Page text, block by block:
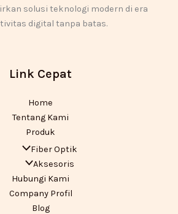
solusi teknologi modern di era
digital tanpa batas.
Link Cepat
Home
Tentang Kami
Produk
Fiber Optik
Aksesoris
Hubungi Kami
Company Profil
Blog